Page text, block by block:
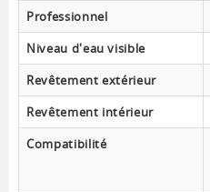
Professionnel
Niveau d'eau visible
Revêtement extérieur
Revêtement intérieur
Compatibilité